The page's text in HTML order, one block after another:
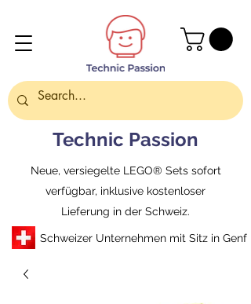
Neue, versiegelte LEGO® Sets sofort
verfügbar, inklusive kostenloser
Lieferung in der Schweiz.
Technic Passion
Schweizer Unternehmen mit Sitz in Genf